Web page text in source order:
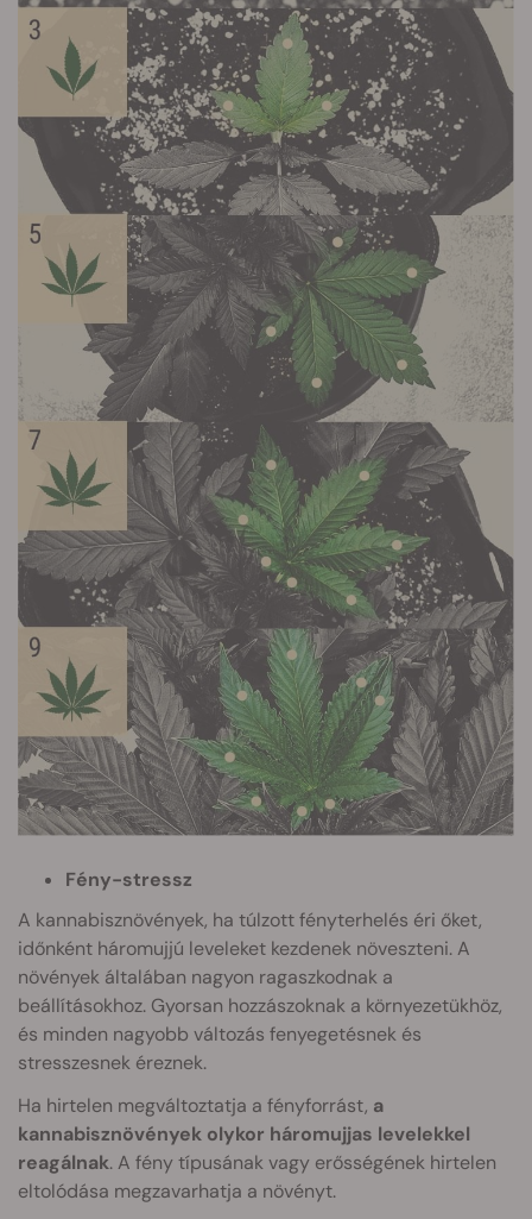
Fény-stressz
A kannabisznövények, ha túlzott fényterhelés éri őket,
időnként háromujjú leveleket kezdenek növeszteni. A
növények általában nagyon ragaszkodnak a
beállításokhoz. Gyorsan hozzászoknak a környezetükhöz,
és minden nagyobb változás fenyegetésnek és
stresszesnek éreznek.
Ha hirtelen megváltoztatja a fényforrást, a
kannabisznövények olykor háromujjas levelekkel
reagálnak. A fény típusának vagy erősségének hirtelen
eltolódása megzavarhatja a növényt.